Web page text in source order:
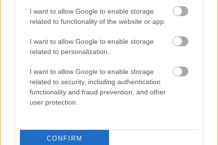
I want to allow Google to enable storage
related to functionality of the website or app.
I want to allow Google to enable storage
related to personalization.
I want to allow Google to enable storage
related to security, including authentication
functionality and fraud prevention, and other
user protection.
CONFIRM
Bénes László a belga élvonalban folytatja
2026.06.30. |